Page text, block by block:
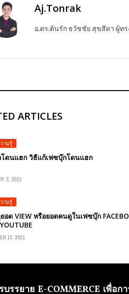
Aj.Tonrak
อ.ดร.ต้นรัก ธวัชชัย สุขสีดา ผู้
ARTICLES
ามรู้
โดนแฮก วิธีแก้เฟซบุ๊กโดนแฮก
3, 2021
ามรู้
อด VIEW หรือยอดคนดูในเฟซบุ๊ก
13, 2021
บรรยาย E-COMMERCE เพื่อก